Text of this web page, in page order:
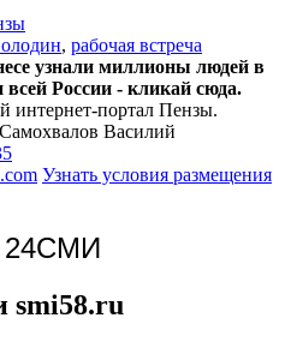
, рабочая встреча
узнали миллионы людей в
всей России - кликай сюда.
интернет-портал Пензы.
Самохвалов Василий
Узнать условия размещения
24СМИ
smi58.ru